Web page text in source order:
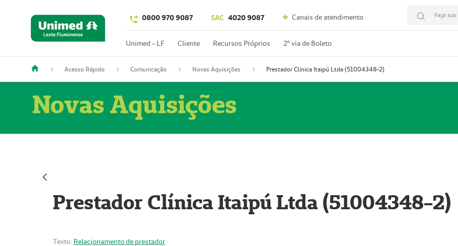
0800 970 9087 SAC 4020 9087 Canais de atendimento Faça sua
Unimed - LF Cliente Recursos Próprios 2º via de Boleto
Acesso Rápido Comunicação Novas Aquisições Prestador Clínica Itaipú Ltda (51004348-2)
Novas Aquisições
Prestador Clínica Itaipú Ltda (51004348-2)
Texto: Relacionamento de prestador